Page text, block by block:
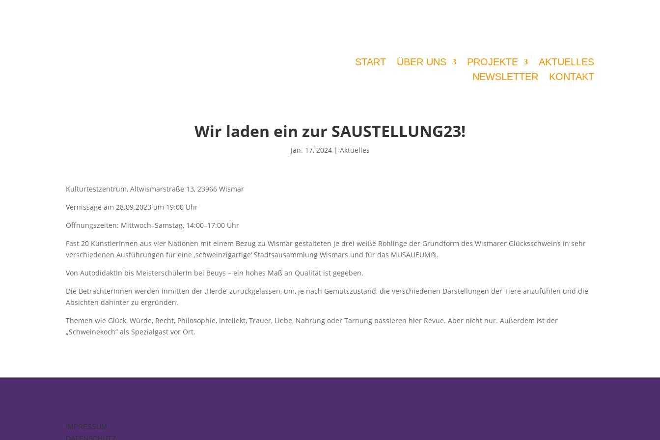
START ÜBER UNS PROJEKTE
AKTUELLES
NEWSLETTER
KONTAKT
Wir laden ein zur SAUSTELLUNG23!
Jan. 17, 2024| Aktuelles
Kulturtestzentrum, Altwismarstraße 13, 23966 Wismar
Vernissage am 28.09.2023 um 19:00 Uhr
Öffnungszeiten: Mittwoch–Samstag, 14:00–17:00 Uhr
Fast 20 KünstlerInnen aus vier Nationen mit einem Bezug zu Wismar gestalteten je drei weiße Rohlinge der Grundform des Wismarer Glücksschweins in sehr
verschiedenen Ausführungen für eine ‚schweinzigartige‘ Stadtsausammlung Wismars und für das MUSAUEUM®.
Von AutodidaktIn bis MeisterschülerIn bei Beuys – ein hohes Maß an Qualität ist gegeben.
Die BetrachterInnen werden inmitten der ‚Herde‘ zurückgelassen, um, je nach Gemütszustand, die verschiedenen Darstellungen der Tiere anzufühlen und die
Absichten dahinter zu ergründen.
Themen wie Glück, Würde, Recht, Philosophie, Intellekt, Trauer, Liebe, Nahrung oder Tarnung passieren hier Revue. Aber nicht nur. Außerdem ist der
„Schweinekoch“ als Spezialgast vor Ort.
IMPRESSUM